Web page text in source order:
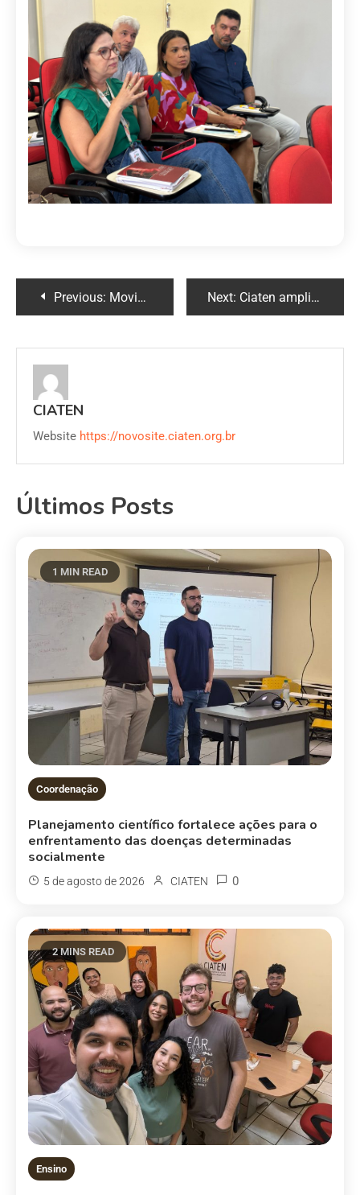
Previous: Movimento Maio Amarelo 2024 Next: Ciaten amplia as instalações do Núcleo de Estudos e Pesquisas
CIATEN
Website https://novosite.ciaten.org.br
Últimos Posts
1 MIN READ
Coordenação
Planejamento científico fortalece ações para o
enfrentamento das doenças determinadas
socialmente
5 de agosto de 2026 CIATEN 0
2 MINS READ
Ensino